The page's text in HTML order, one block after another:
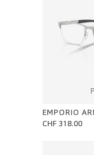
EMPORIO
CHF 318.00